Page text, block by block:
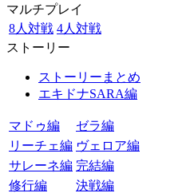
マルチプレイ
8人対戦 4人対戦
ストーリー
ストーリーまとめ
エキドナSARA編
マドゥ編
ゼラ編
リーチェ編 ヴェロア編
サレーネ編 完結編
修行編
決戦編